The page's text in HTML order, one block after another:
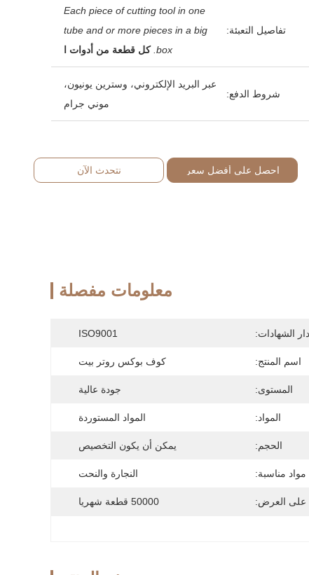
تفاصيل التعبئة:
Each piece of cutting tool in one
tube and or more pieces in a big
box. كل قطعة من أدوات ا
شروط الدفع:
عبر البريد الإلكتروني، وسترين يونيون،
موني جرام
احصل على أفضل سعر نتحدث الآن
معلومات مفصلة
الشهادات: ISO9001
اسم المنتج: كوف بوكس روتر بيت
المستوى: جودة عالية
المواد: المواد المستوردة
الحجم: يمكن أن يكون التخصيص
مواد مناسبة: النجارة والنحت
على العرض: 50000 قطعة شهريا